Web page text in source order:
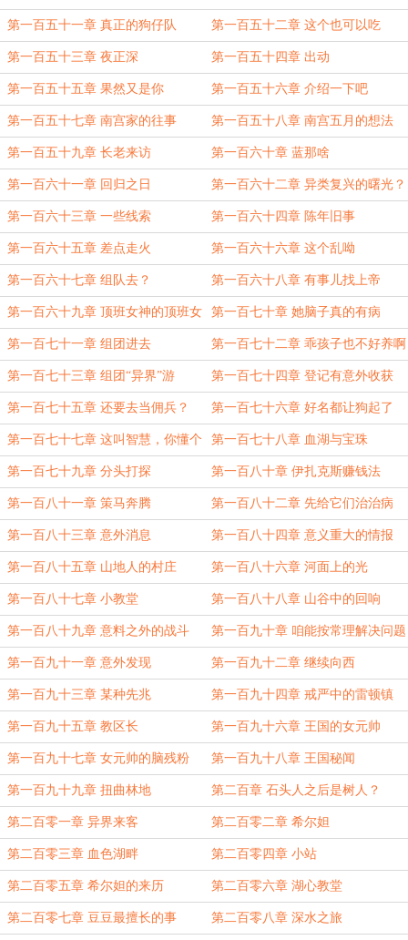
第一百五十一章 真正的狗仔队 第一百五十二章 这个也可以吃
第一百五十三章 夜正深 第一百五十四章 出动
第一百五十五章 果然又是你 第一百五十六章 介绍一下吧
第一百五十七章 南宫家的往事 第一百五十八章 南宫五月的想法
第一百五十九章 长老来访 第一百六十章 蓝那啥
第一百六十一章 回归之日 第一百六十二章 异类复兴的曙光？
第一百六十三章 一些线索 第一百六十四章 陈年旧事
第一百六十五章 差点走火 第一百六十六章 这个乱呦
第一百六十七章 组队去？ 第一百六十八章 有事儿找上帝
第一百六十九章 顶班女神的顶班女
神
第一百七十章 她脑子真的有病
第一百七十一章 组团进去 第一百七十二章 乖孩子也不好养啊
第一百七十三章 组团“异界”游 第一百七十四章 登记有意外收获
第一百七十五章 还要去当佣兵？ 第一百七十六章 好名都让狗起了
第一百七十七章 这叫智慧，你懂个
篮子！
第一百七十八章 血湖与宝珠
第一百七十九章 分头打探 第一百八十章 伊扎克斯赚钱法
第一百八十一章 策马奔腾 第一百八十二章 先给它们治治病
第一百八十三章 意外消息 第一百八十四章 意义重大的情报
第一百八十五章 山地人的村庄 第一百八十六章 河面上的光
第一百八十七章 小教堂 第一百八十八章 山谷中的回响
第一百八十九章 意料之外的战斗 第一百九十章 咱能按常理解决问题
么
第一百九十一章 意外发现 第一百九十二章 继续向西
第一百九十三章 某种先兆 第一百九十四章 戒严中的雷顿镇
第一百九十五章 教区长 第一百九十六章 王国的女元帅
第一百九十七章 女元帅的脑残粉 第一百九十八章 王国秘闻
第一百九十九章 扭曲林地 第二百章 石头人之后是树人？
第二百零一章 异界来客 第二百零二章 希尔妲
第二百零三章 血色湖畔 第二百零四章 小站
第二百零五章 希尔妲的来历 第二百零六章 湖心教堂
第二百零七章 豆豆最擅长的事 第二百零八章 深水之旅